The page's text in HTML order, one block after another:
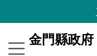
到
要
金門縣政府